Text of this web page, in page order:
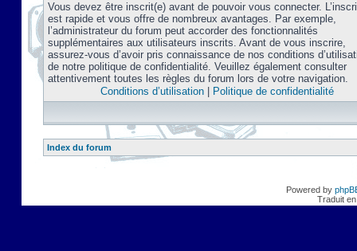
Vous devez être inscrit(e) avant de pouvoir vous connecter.
est rapide et vous offre de nombreux avantages. Par exemple,
l’administrateur du forum peut accorder des fonctionnalités
supplémentaires aux utilisateurs inscrits. Avant de vous inscrire,
assurez-vous d’avoir pris connaissance de nos conditions
de notre politique de confidentialité. Veuillez également consulter
attentivement toutes les règles du forum lors de votre navigation.
Conditions d’utilisation| Politique de confidentialité
Index du forum
Powered by
Traduit